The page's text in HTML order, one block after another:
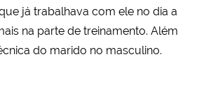
já trabalhava com ele no dia a
na parte de treinamento. Além
do marido no masculino.